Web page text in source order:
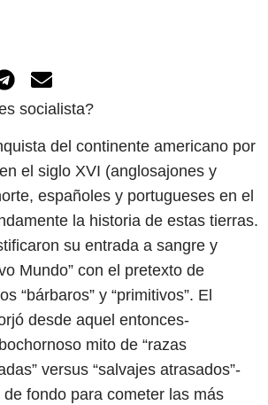
socialista?
del continente americano por
el siglo XVI (anglosajones y
españoles y portugueses en el
la historia de estas tierras.
su entrada a sangre y
Mundo” con el pretexto de
“bárbaros” y “primitivos”. El
desde aquel entonces-
mito de “razas
versus “salvajes atrasados”-
fondo para cometer las más
plugin: wplink